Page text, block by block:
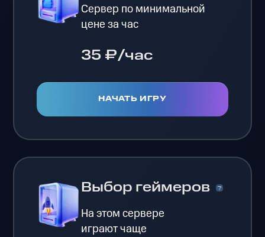
Сервер по минимальной
цене за час
35 ₽/час
НАЧАТЬ ИГРУ
Выбор геймеров
На этом сервере
играют чаще